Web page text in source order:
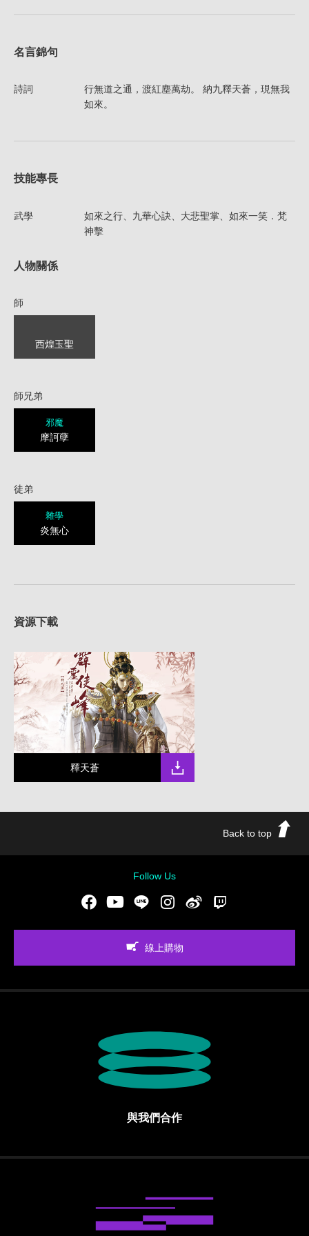
名言錦句
詩詞
行無道之通，渡紅塵萬劫。 納九釋天蒼，現無我
如來。
技能專長
武學
如來之行、九華心訣、大悲聖掌、如來一笑．梵
神擊
人物關係
師
西煌玉聖
師兄弟
邪魔
摩訶孽
徒弟
雜學
炎無心
資源下載
釋天蒼
Back to top
Follow Us
FacebookYoutubeLINE Instgram新浪微博
線上購物
與我們合作